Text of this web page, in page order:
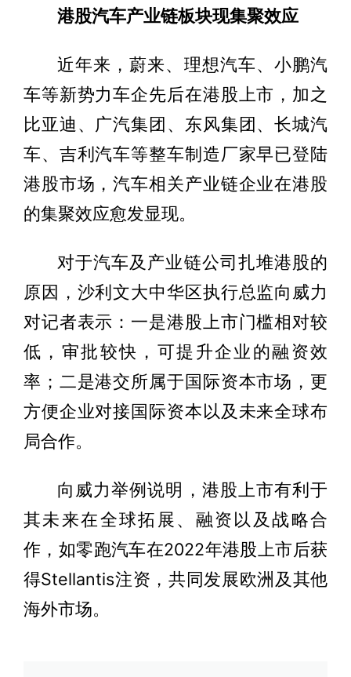
港股汽车产业链板块现集聚效应
近年来，蔚来、理想汽车、小鹏汽
车等新势力车企先后在港股上市，加之
比亚迪、广汽集团、东风集团、长城汽
车、吉利汽车等整车制造厂家早已登陆
港股市场，汽车相关产业链企业在港股
的集聚效应愈发显现。
对于汽车及产业链公司扎堆港股的
原因，沙利文大中华区执行总监向威力
对记者表示：一是港股上市门槛相对较
低，审批较快，可提升企业的融资效
率；二是港交所属于国际资本市场，更
方便企业对接国际资本以及未来全球布
局合作。
向威力举例说明，港股上市有利于
其未来在全球拓展、融资以及战略合
作，如零跑汽车在2022年港股上市后获
得Stellantis注资，共同发展欧洲及其他
海外市场。